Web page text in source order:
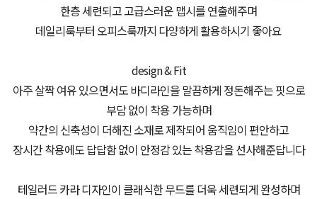
한층 세련되고 고급스러운 맵시를 연출해주며
데일리룩부터 오피스룩까지 다양하게 활용하시기 좋아요
design & Fit
아주 살짝 여유 있으면서도 바디라인을 말끔하게 정돈해주는 핏으로
부담 없이 착용 가능하며
약간의 신축성이 더해진 소재로 제작되어 움직임이 편안하고
장시간 착용에도 답답함 없이 안정감 있는 착용감을 선사해준답니다
테일러드 카라 디자인이 클래식한 무드를 더욱 세련되게 완성하며